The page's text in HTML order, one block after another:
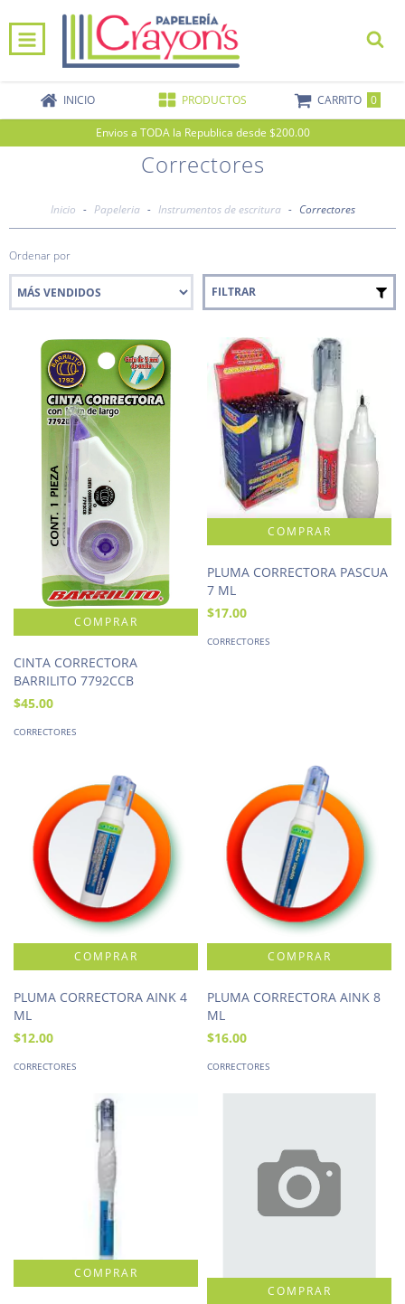
INICIO PRODUCTOS CARRITO 0
Envios a TODA la Republica desde $200.00
Correctores
Inicio - Papeleria - Instrumentos de escritura - Correctores
Ordenar por
FILTRAR
CINTA CORRECTORA
BARRILITO 7792CCB
$45.00
CORRECTORES
PLUMA CORRECTORA PASCUA
7 ML
$17.00
CORRECTORES
PLUMA CORRECTORA AINK 4
ML
$12.00
CORRECTORES
PLUMA CORRECTORA AINK 8
ML
$16.00
CORRECTORES